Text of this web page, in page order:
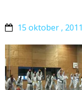
LESTIJDEN
LIDMAATSCHAP
TAEKWONDO
15 oktober , 2011